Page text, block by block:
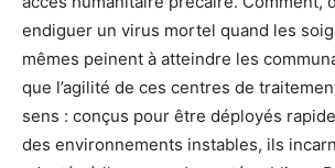
endiguer un virus mortel quand les
mêmes peinent à atteindre les
que l’agilité de ces centres de
sens : conçus pour être déployés
des environnements instables, ils